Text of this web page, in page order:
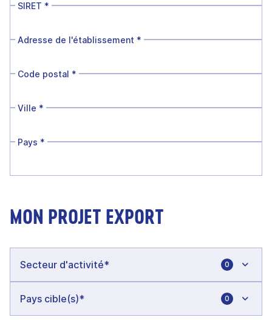
SIRET *
Adresse de l'établissement *
Code postal *
Ville *
Pays *
MON PROJET EXPORT
0
0